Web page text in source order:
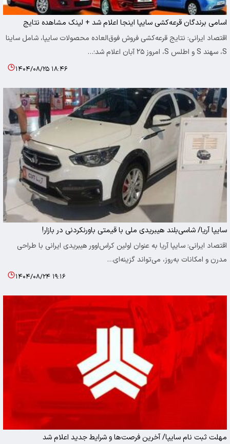
اسامی برندگان قرعه‌کشی سایپا اینجا اعلام شد + لینک مشاهده نتایج
اقتصاد ایرانی: نتایج قرعه‌کشی فروش فوق‌العاده محصولات سایپا، شامل ساینا
S، سهند S و اطلس S، امروز ۲۵ آبان اعلام شد؛…
۱۴۰۴/۰۸/۲۵ ۱۸:۴۶
سایپا آریا/ شاسی‌بلند هیبریدی ملی با قیمتی باورنکردنی در بازار!
اقتصاد ایرانی: سایپا آریا به عنوان اولین کراس‌اوور هیبریدی ایرانی با طراحی
مدرن و امکانات به‌روز، می‌تواند گزینه‌ای…
۱۴۰۴/۰۸/۲۴ ۱۹:۱۶
مهلت ثبت نام سایپا/ آخرین فرصت‌ها و شرایط جدید اعلام شد